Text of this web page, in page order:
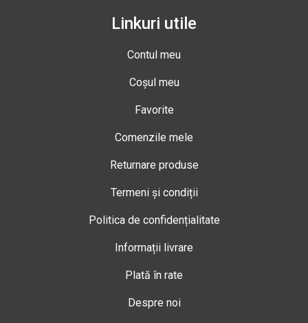
Linkuri utile
Contul meu
Coșul meu
Favorite
Comenzile mele
Returnare produse
Termeni și condiții
Politica de confidențialitate
Informații livrare
Plată în rate
Despre noi